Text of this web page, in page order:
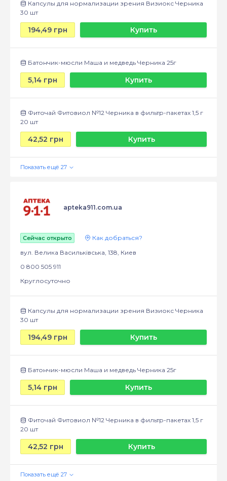
Капсулы для нормализации зрения Визиокс Черника
30 шт
194,49 грн Купить
Батончик-мюсли Маша и медведь Черника 25г
5,14 грн Купить
Фиточай Фитовиол №12 Черника в фильтр-пакетах 1,5 г
20 шт
42,52 грн Купить
apteka911.com.ua
Сейчас открыто
Как добраться?
вул. Велика Васильківська, 138, Киев
0 800 505 911
Круглосуточно
Капсулы для нормализации зрения Визиокс Черника
30 шт
194,49 грн Купить
Батончик-мюсли Маша и медведь Черника 25г
5,14 грн Купить
Фиточай Фитовиол №12 Черника в фильтр-пакетах 1,5 г
20 шт
42,52 грн Купить